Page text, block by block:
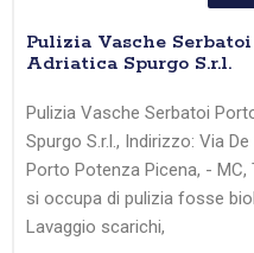
Pulizia Vasche
Adriatica Spurgo S.r.l.
Pulizia Vasche Serbatoi
Spurgo S.r.l., Indirizzo: Via
Porto Potenza Picena, - MC,
si occupa di pulizia fosse
Lavaggio scarichi,